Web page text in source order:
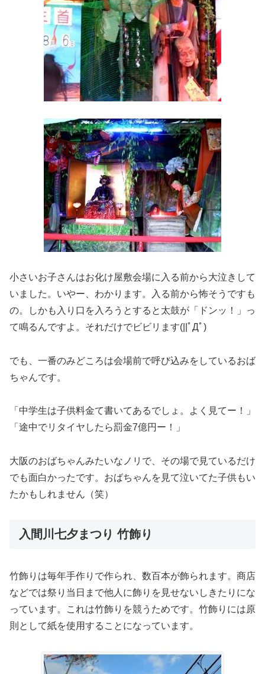
小さいお子さんはお化け屋敷会場に入る前から大泣きして
いました。いやー、わかります。入る前から怖そうですも
の。しかも入り口を入ろうとすると太鼓が「ドンッ！」っ
て鳴るんですよ。それだけでビビリます(||ﾟДﾟ)
でも、一番のみどころは会場前で呼び込みをしているおば
ちゃんです。
「中学生は子供料金て書いてあるでしょ。よく見てー！」
「途中でリタイヤしたら罰金7億円ー！」
大阪のおばちゃんみたいなノリで、その場で見ているだけ
でも面白かったです。おばちゃんを見て泣いてた子供もい
たかもしれません（笑）
入間川七夕まつり 竹飾り
竹飾りは毎年手作りで作られ、数百本が飾られます。商店
などでは祭り当日まで他人に飾りを見せないしきたりにな
っています。これは竹飾りを競うためです。竹飾りには原
則として紙を使用することになっています。